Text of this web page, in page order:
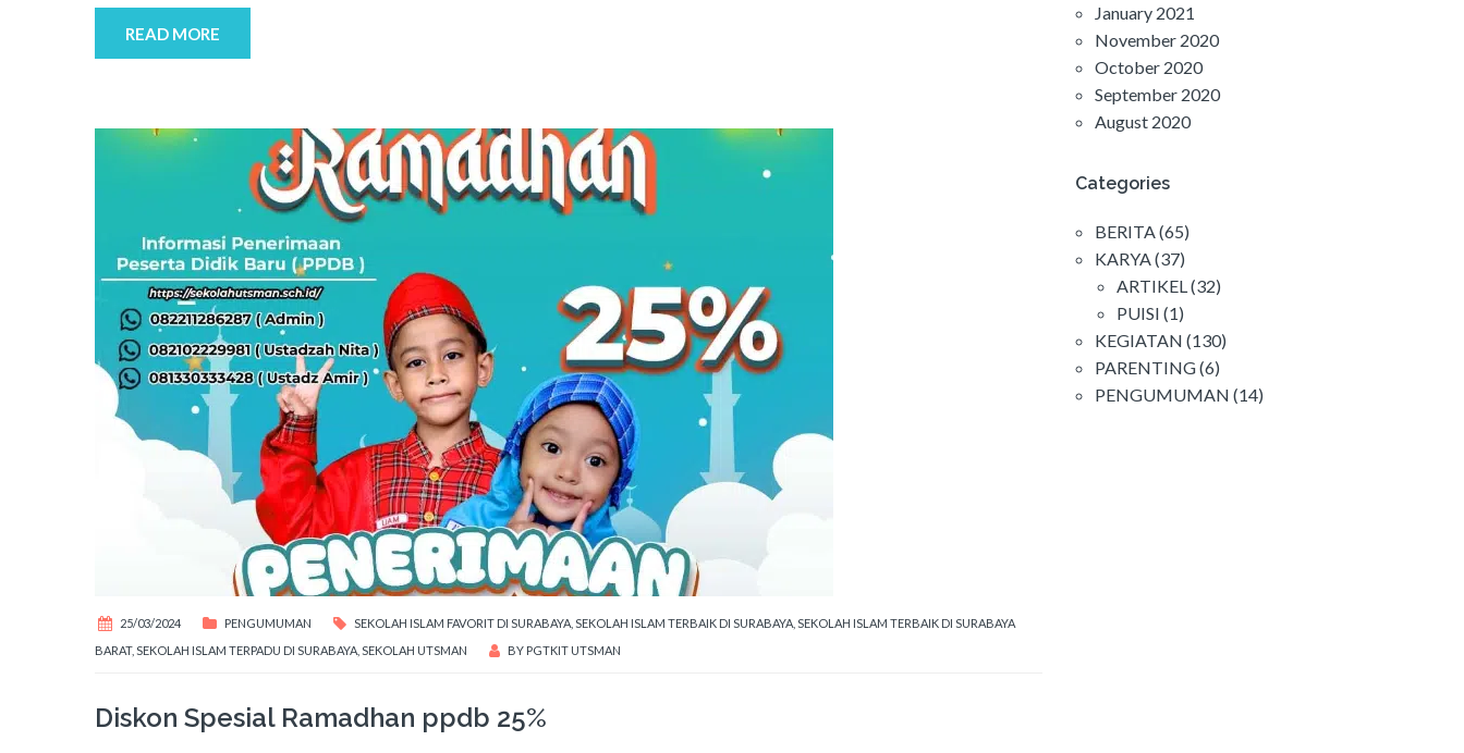
READ MORE
25/03/2024 PENGUMUMAN SEKOLAH ISLAM FAVORIT DI SURABAYA SEKOLAH ISLAM TERBAIK DI SURABAYA SEKOLAH ISLAM TERBAIK DI SURABAYA
BARAT, SEKOLAH ISLAM TERPADU DI SURABAYA SEKOLAH UTSMAN BY PGTKIT UTSMAN
Diskon Spesial Ramadhan ppdb 25%
January 2021
November 2020
October 2020
September 2020
August 2020
Categories
BERITA (65)
KARYA (37)
ARTIKEL (32)
PUISI (1)
KEGIATAN (130)
PARENTING(6)
PENGUMUMAN (14)